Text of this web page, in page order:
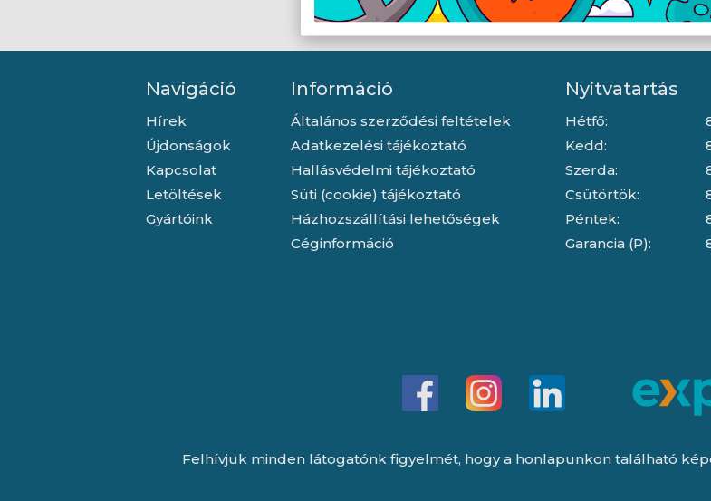
Navigáció
Hírek
Újdonságok
Kapcsolat
Letöltések
Gyártóink
Információ
Általános szerződési feltételek
Adatkezelési tájékoztató
Hallásvédelmi tájékoztató
Süti (cookie) tájékoztató
Házhozszállítási lehetőségek
Céginformáció
Nyitvatartás
Hétfő:
Kedd:
Szerda:
Csütörtök:
Péntek:
Garancia (P):
Felhívjuk minden látogatónk figyelmét, hogy a honlapunkon található